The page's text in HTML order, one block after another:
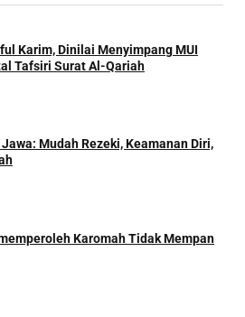
Karim, Dinilai Menyimpang MUI
Tafsiri Surat Al-Qariah
Mudah Rezeki, Keamanan Diri,
Karomah Tidak Mempan